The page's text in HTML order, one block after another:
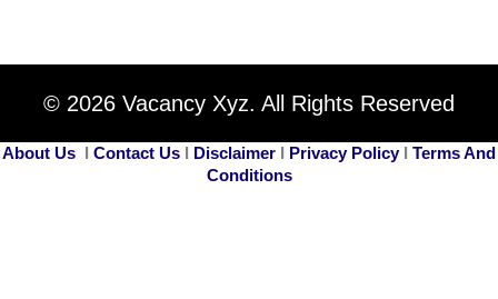
© 2026 Vacancy Xyz. All Rights Reserved
About Us Contact Us Disclaimer Privacy PolicyI Terms And
Conditions